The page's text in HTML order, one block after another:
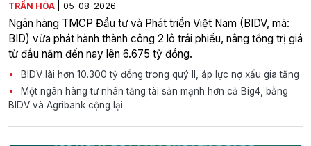
TRẦN HÒA 05-08-2026
Ngân hàng TMCP Đầu tư và Phát triển Việt Nam (BIDV, mã:
BID) vừa phát hành thành công 2 lô trái phiếu, nâng tổng trị giá
từ đầu năm đến nay lên 6.675 tỷ đồng.
BIDV lãi hơn 10.300 tỷ đồng trong quý II, áp lực nợ xấu gia tăng
Một ngân hàng tư nhân tăng tài sản mạnh hơn cả Big4, bằng
BIDV và Agribank cộng lại